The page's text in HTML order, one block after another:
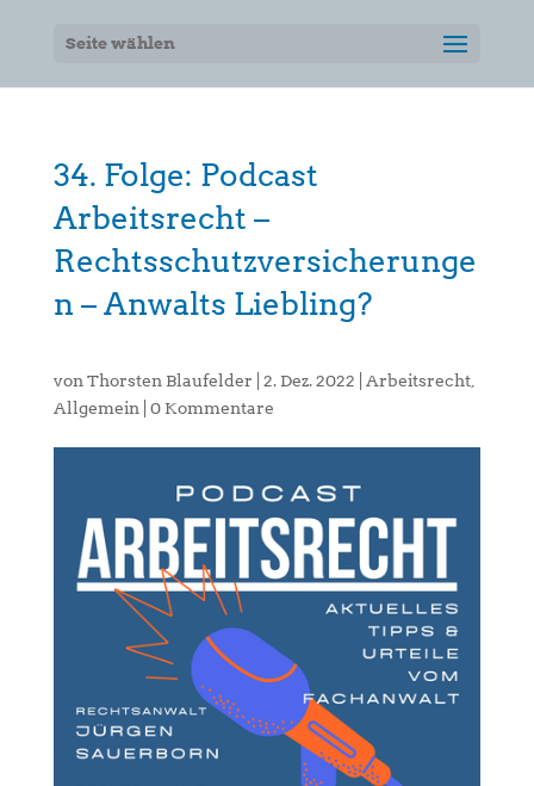
Seite wählen
34. Folge: Podcast
Arbeitsrecht –
Rechtsschutzversicherunge
n – Anwalts Liebling?
von Thorsten Blaufelder 2. Dez. 2022 Arbeitsrecht,
Allgemein
0 Kommentare